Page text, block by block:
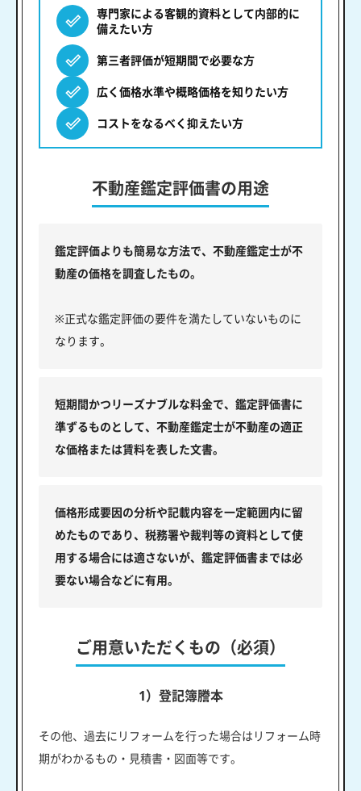
専門家による客観的資料として内部的に
備えたい方
第三者評価が短期間で必要な方
広く価格水準や概略価格を知りたい方
コストをなるべく抑えたい方
不動産鑑定評価書の用途
鑑定評価よりも簡易な方法で、不動産鑑定士が不
動産の価格を調査したもの。
※正式な鑑定評価の要件を満たしていないものに
なります。
短期間かつリーズナブルな料金で、鑑定評価書に
準ずるものとして、不動産鑑定士が不動産の適正
な価格または賃料を表した文書。
価格形成要因の分析や記載内容を一定範囲内に留
めたものであり、税務署や裁判等の資料として使
用する場合には適さないが、鑑定評価書までは必
要ない場合などに有用。
ご用意いただくもの（必須）
1）登記簿謄本
その他、過去にリフォームを行った場合はリフォーム時
期がわかるもの・見積書・図面等です。